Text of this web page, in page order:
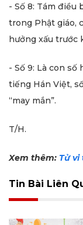
- Số 8: Tám điều
trong Phật giáo,
hưởng xấu trước
- Số 9: Là con
tiếng Hán Việt,
“may mắn”.
T/H.
Xem thêm: Tử vi
Tin Bài Liên